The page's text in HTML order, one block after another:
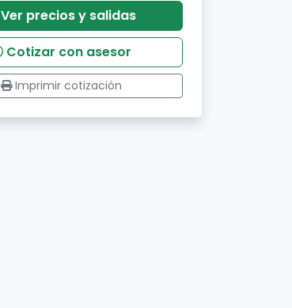
Ver precios y salidas
Cotizar con asesor
Imprimir cotización